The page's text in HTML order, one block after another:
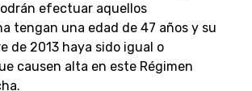
efectuar aquellos
tengan una edad de 47 años y su
de 2013 haya sido igual o
causen alta en este Régimen